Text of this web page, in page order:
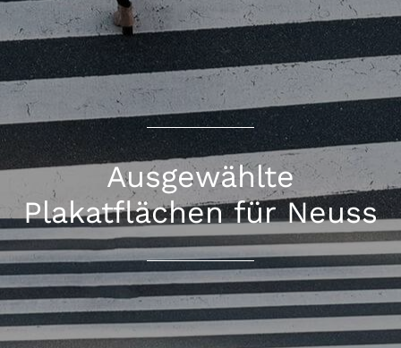
Ausgewählte
Plakatflächen für Neuss